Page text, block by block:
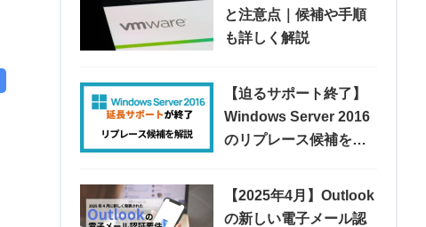
と注意点｜候補や手順
も詳しく解説
【迫るサポート終了】
Windows Server 2016
のリプレース候補を紹
【2025年4月】Outlook
の新しい電子メール認